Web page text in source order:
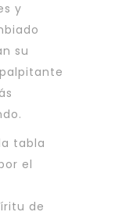
y
su
tabla
el
de